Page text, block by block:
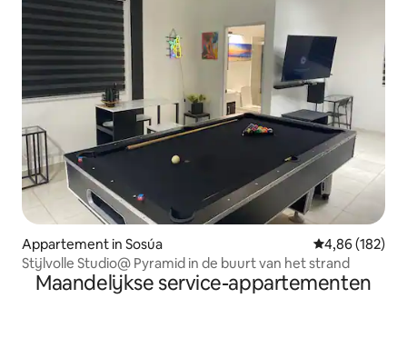
Appartement in Sosúa Gemiddelde
4,86 (182)
Stijlvolle Studio@ Pyramid in de buurt van het strand
Maandelijkse service-appartementen